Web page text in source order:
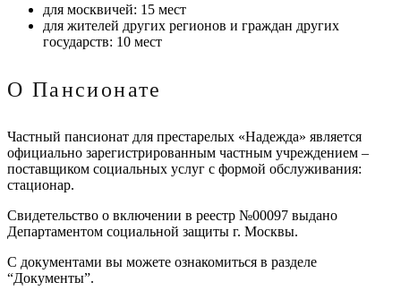
для москвичей: 15 мест
для жителей других регионов и граждан других
государств: 10 мест
О Пансионате
Частный пансионат для престарелых «Надежда» является
официально зарегистрированным частным учреждением –
поставщиком социальных услуг с формой обслуживания:
стационар.
Свидетельство о включении в реестр №00097 выдано
Департаментом социальной защиты г. Москвы.
С документами вы можете ознакомиться в разделе
“Документы”.